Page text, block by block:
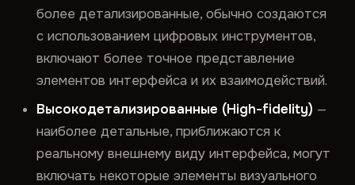
более детализированные, обычно создаются
с использованием цифровых инструментов,
включают более точное представление
элементов интерфейса и их взаимодействий.
Высокодетализированные (High-fidelity) —
наиболее детальные, приближаются к
реальному внешнему виду интерфейса, могут
включать некоторые элементы визуального